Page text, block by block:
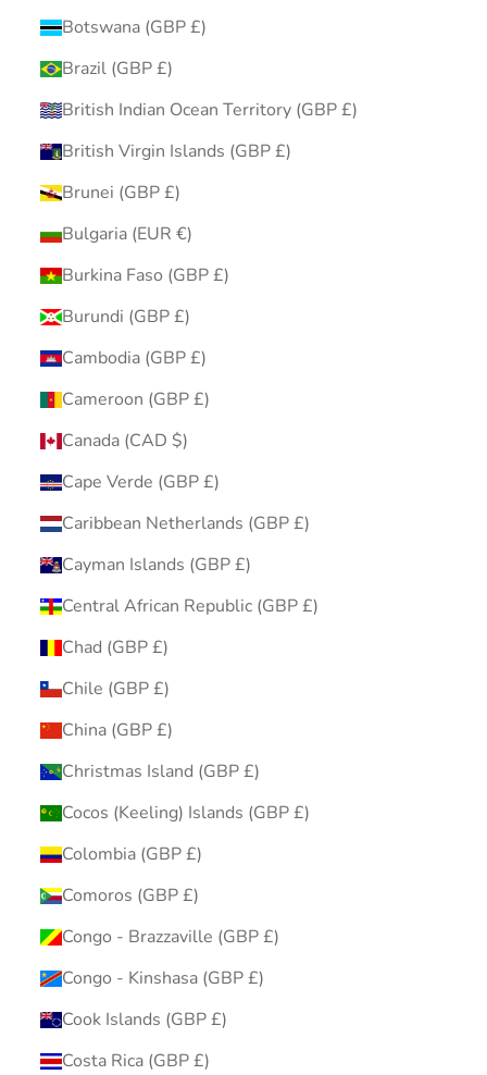
Botswana (GBP £)
Brazil (GBP £)
British Indian Ocean Territory (GBP £)
British Virgin Islands (GBP £)
Brunei (GBP £)
Bulgaria (EUR €)
Burkina Faso (GBP £)
Burundi (GBP £)
Cambodia (GBP £)
Cameroon (GBP £)
Canada (CAD $)
Cape Verde (GBP £)
Caribbean Netherlands (GBP £)
Cayman Islands (GBP £)
Central African Republic (GBP £)
Chad (GBP £)
Chile (GBP £)
China (GBP £)
Christmas Island (GBP £)
Cocos (Keeling) Islands (GBP £)
Colombia (GBP £)
Comoros (GBP £)
Congo - Brazzaville (GBP £)
Congo - Kinshasa (GBP £)
Cook Islands (GBP £)
Costa Rica (GBP £)